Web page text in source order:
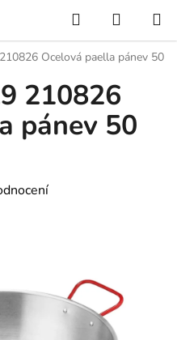
Hledat
KOŠÍK
Ocelová paella pánev 50
210826
pánev 50